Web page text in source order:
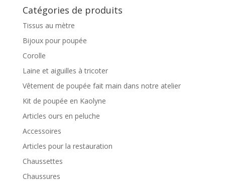
Catégories de produits
Tissus au mètre
Bijoux pour poupée
Corolle
Laine et aiguilles à tricoter
Vêtement de poupée fait main dans notre atelier
Kit de poupée en Kaolyne
Articles ours en peluche
Accessoires
Articles pour la restauration
Chaussettes
Chaussures